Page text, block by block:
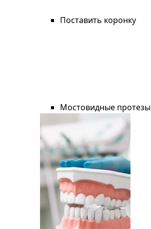
Поставить коронку
Мостовидные протезы